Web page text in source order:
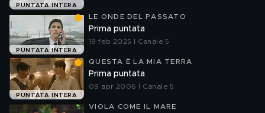
PUNTATA INTERA
PUNTATA INTERA
LE ONDE DEL PASSATO
Prima puntata
19 feb 2025 | Canale 5
PUNTATA INTERA
QUESTA È LA MIA TERRA
Prima puntata
09 apr 2006 | Canale 5
VIOLA COME IL MARE